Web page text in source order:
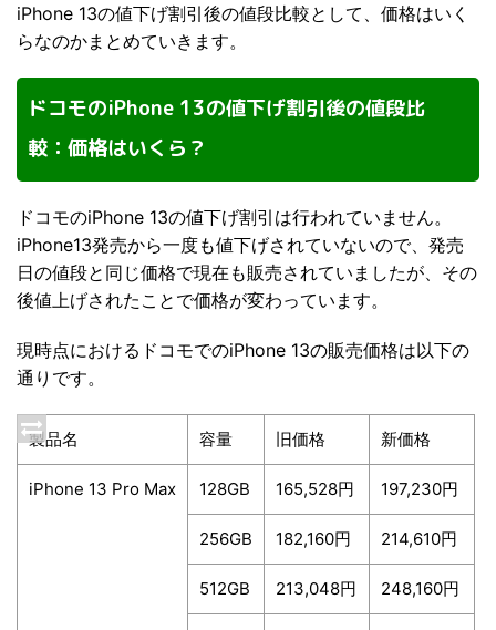
iPhone 13の値下げ割引後の値段比較として、価格はいく
らなのかまとめていきます。
ドコモのiPhone 13の値下げ割引後の値段比
較：価格はいくら？
ドコモのiPhone 13の値下げ割引は行われていません。
iPhone13発売から一度も値下げされていないので、発売
日の値段と同じ価格で現在も販売されていましたが、その
後値上げされたことで価格が変わっています。
現時点におけるドコモでのiPhone 13の販売価格は以下の
通りです。
製品名 容量 旧価格 新価格
iPhone 13 Pro Max 128GB 165,528円 197,230円
256GB 182,160円 214,610円
512GB 213,048円 248,160円